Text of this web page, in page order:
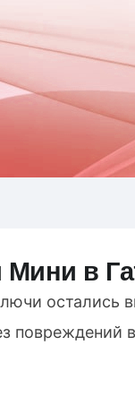
в
остались
повреждений